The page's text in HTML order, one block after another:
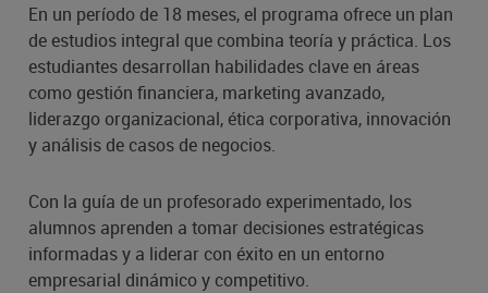
En un período de 18 meses, el programa ofrece un plan
de estudios integral que combina teoría y práctica. Los
estudiantes desarrollan habilidades clave en áreas
como gestión financiera, marketing avanzado,
liderazgo organizacional, ética corporativa, innovación
y análisis de casos de negocios.
Con la guía de un profesorado experimentado, los
alumnos aprenden a tomar decisiones estratégicas
informadas y a liderar con éxito en un entorno
empresarial dinámico y competitivo.